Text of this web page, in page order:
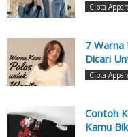
Cipta
7 Warna
Dicari
Cipta
Contoh
Kamu